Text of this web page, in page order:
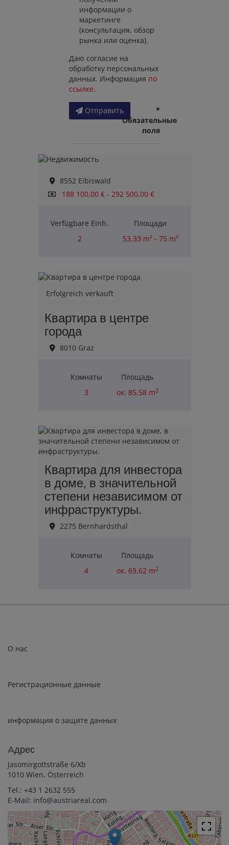
информации о
маркетинге
(консультация, обзор
рынка или оценка).
Даю согласие на
обработку персональных
данных. Информация по
ссылке.
Отправить
*
Обязательные
поля
8552 Eibiswald
188 100,00 € - 292 500,00 €
Verfügbare Einh.
2
Площади
53,33 m² - 75 m²
2
Erfolgreich verkauft
Квартира в центре
города
8010 Graz
Комнаты
3
Площадь
ок. 85,58 m2
Квартира для инвестора
в доме, в значительной
степени независимом от
инфраструктуры.
2275 Bernhardsthal
Комнаты
4
Площадь
ок. 69,62 m2
О нас
Регистрационные данные
информация о защите данных
Aдрес
Jasomirgottstraße 6/Xb
1010 Wien, Österreich
Tel.: +43 1 2632 555
E-Mail: info@austriareal.com